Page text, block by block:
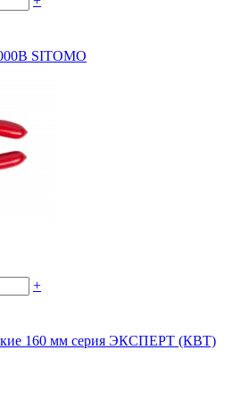
SITOMO
+
160 мм серия ЭКСПЕРТ (КВТ)